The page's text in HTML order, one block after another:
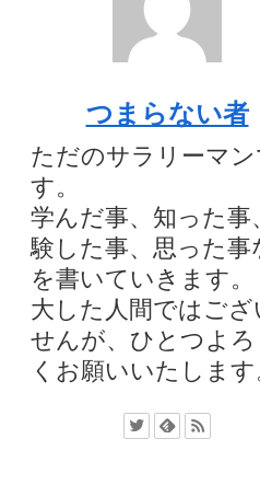
つまらない者
ただのサラリーマ
す。
学んだ事、知った事
験した事、思った事
を書いていきます。
大した人間ではござ
せんが、ひとつよろ
くお願いいたします